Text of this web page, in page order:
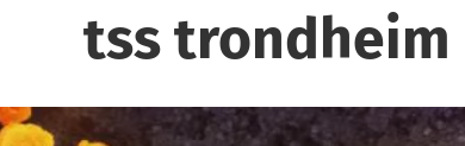
tss trondheim